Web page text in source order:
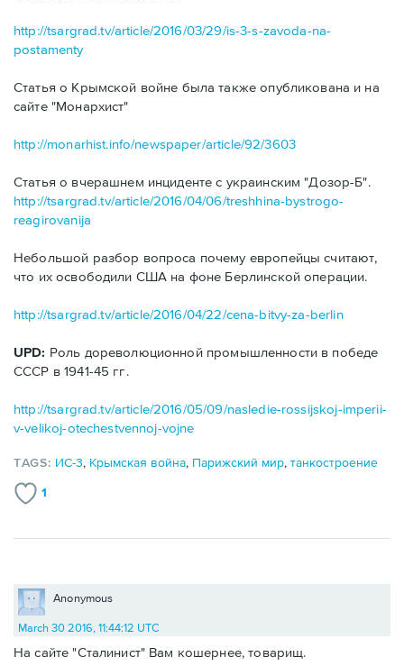
http://tsargrad.tv/article/2016/03/29/is-3-s-zavoda-na-
postamenty
Статья о Крымской войне была также опубликована и на
сайте "Монархист"
http://monarhist.info/newspaper/article/92/3603
Статья о вчерашнем инциденте с украинским "Дозор-Б".
http://tsargrad.tv/article/2016/04/06/treshhina-bystrogo-
reagirovanija
Небольшой разбор вопроса почему европейцы считают,
что их освободили США на фоне Берлинской операции.
http://tsargrad.tv/article/2016/04/22/cena-bitvy-za-berlin
UPD: Роль дореволюционной промышленности в победе
СССР в 1941-45 гг.
http://tsargrad.tv/article/2016/05/09/nasledie-rossijskoj-imperii-
v-velikoj-otechestvennoj-vojne
TAGS: ИС-3, Крымская война, Парижский мир,танкостроение
1
Anonymous
March 30 2016, 11:44:12 UTC
На сайте "Сталинист" Вам кошернее, товарищ.